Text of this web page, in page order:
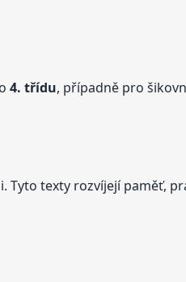
4. třídu, případně pro
Tyto texty rozvíjejí paměť,